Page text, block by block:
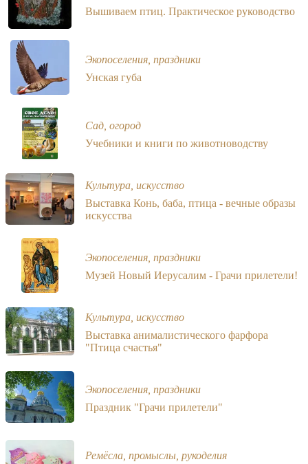
Вышиваем птиц. Практическое руководство
Экопоселения, праздники
Унская губа
Сад, огород
Учебники и книги по животноводству
Культура, искусство
Выставка Конь, баба, птица - вечные образы
искусства
Экопоселения, праздники
Музей Новый Иерусалим - Грачи прилетели!
Культура, искусство
Выставка анималистического фарфора
"Птица счастья"
Экопоселения, праздники
Праздник "Грачи прилетели"
Ремёсла, промыслы, рукоделия